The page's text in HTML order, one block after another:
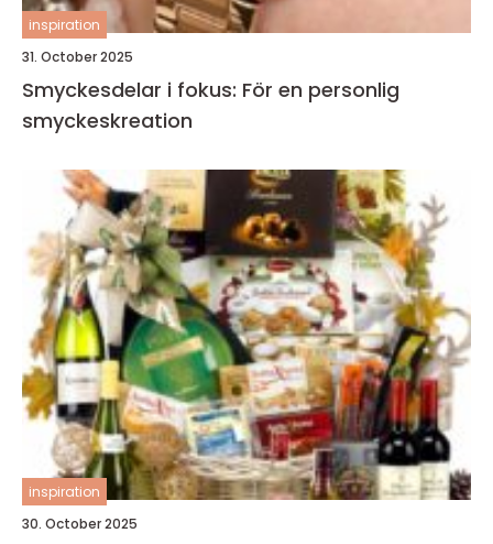
inspiration
31. October 2025
Smyckesdelar i fokus: För en personlig
smyckeskreation
inspiration
30. October 2025